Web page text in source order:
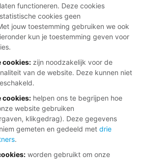
functioneren. Deze cookies
cookies geen
jouw toestemming gebruiken we ook
kun je toestemming geven voor
cookies: zijn noodzakelijk voor de
van de website. Deze kunnen niet
cookies: helpen ons te begrijpen hoe
website gebruiken
klikgedrag). Deze gegevens
gemeten en gedeeld met drie
.
: worden gebruikt om onze